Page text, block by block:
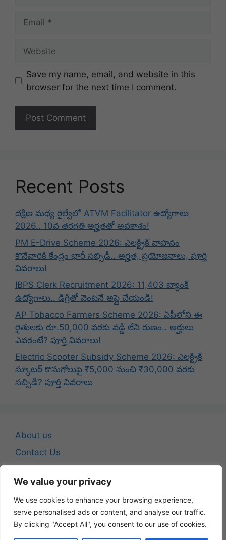
We value your privacy
We use cookies to enhance your browsing experience,
serve personalised ads or content, and analyse our traffic.
By clicking "Accept All", you consent to our use of cookies.
Save my name, email, and website in this
browser for the next time I comment.
Recent Posts
దక్షిణ మధ్య రైల్వేలో ATVM Facilitator ఉద్యోగాలు
2026.. 10వ తరగతి అర్హతతో అవకాశం!
PM E-Drive Scheme 2026: ఎలక్ట్రిక్ వాహనం
కొనేవారికి కేంద్రం భారీ సబ్సిడీ.. అర్హత, ప్రయోజనాలు, పూర్తి
వివరాలు!
IBPS Clerk Recruitment 2026: 11,403 బ్యాంక్
ఉద్యోగాలు.. డిగ్రీతో వెంటనే అప్లై చేయండి!
AP Tobacco Farmers Scheme 2026: ఏపీలోని ఈ
రైతులకు రూ.50,000 వరకు వడ్డీ లేని రుణం.. అర్హులు
ఎవరంటే? పూర్తి వివరాలు!
Electric Scooter Subsidy Scheme 2026: ఎలక్ట్రిక్
స్కూటర్ కొనుగోలుపై ₹5,000 నుంచి ₹30,000 వరకు
సబ్సిడీ? పూర్తి వివరాలు
About us
Contact Us
Privacy Policy
Terms And Conditions